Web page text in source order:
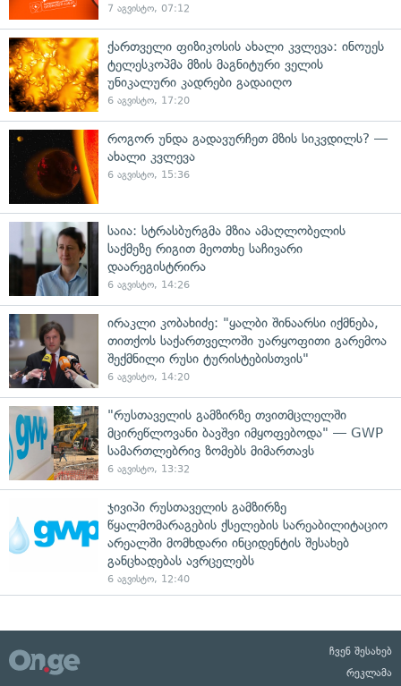
7 აგვისტო, 07:12
ქართველი ფიზიკოსის ახალი კვლევა: ინოუეს
ტელესკოპმა მზის მაგნიტური ველის
უნიკალური კადრები გადაიღო
6 აგვისტო, 17:20
როგორ უნდა გადავურჩეთ მზის სიკვდილს? —
ახალი კვლევა
6 აგვისტო, 15:36
საია: სტრასბურგმა მზია ამაღლობელის
საქმეზე რიგით მეოთხე საჩივარი
დაარეგისტრირა
6 აგვისტო, 14:26
ირაკლი კობახიძე: "ყალბი შინაარსი იქმნება,
თითქოს საქართველოში უარყოფითი გარემოა
შექმნილი რუსი ტურისტებისთვის"
6 აგვისტო, 14:20
"რუსთაველის გამზირზე თვითმცლელში
მცირეწლოვანი ბავშვი იმყოფებოდა" — GWP
სამართლებრივ ზომებს მიმართავს
6 აგვისტო, 13:32
ჯივიპი რუსთაველის გამზირზე
წყალმომარაგების ქსელების სარეაბილიტაციო
არეალში მომხდარი ინციდენტის შესახებ
განცხადებას ავრცელებს
6 აგვისტო, 12:40
ჩვენ შესახებ
რეკლამა